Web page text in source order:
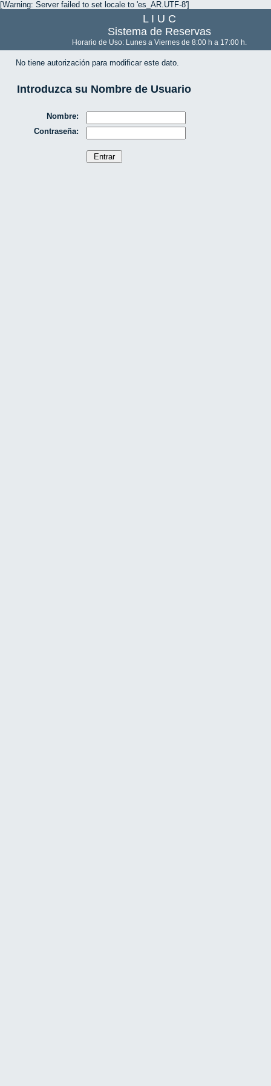
[Warning: Server failed to set locale to 'es_AR.UTF-8']
L I U C
Sistema de Reservas
Horario de Uso: Lunes a Viernes de 8:00 h a 17:00 h.
No tiene autorización para modificar este dato.
Introduzca su Nombre de Usuario
Nombre:
Contraseña: